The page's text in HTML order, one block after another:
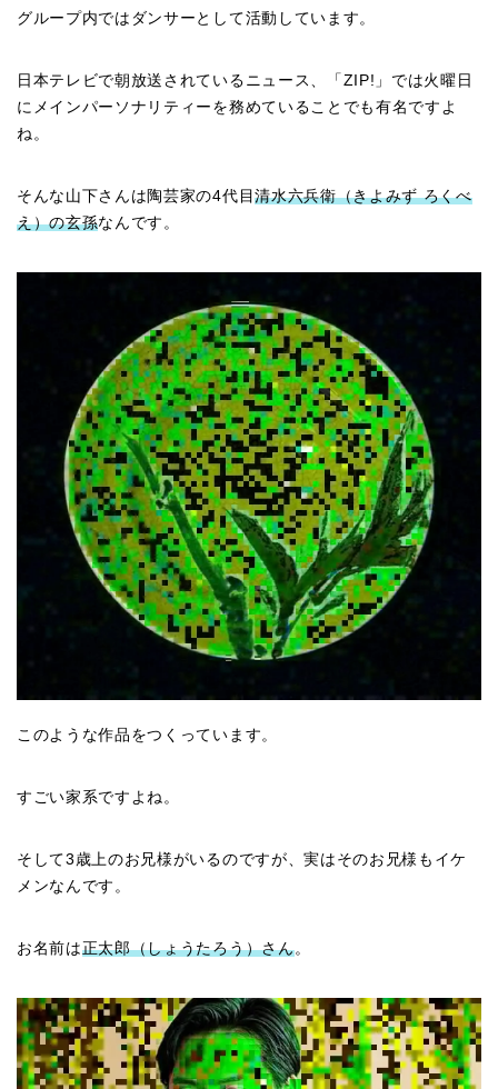
グループ内ではダンサーとして活動しています。
日本テレビで朝放送されているニュース、「ZIP!」では火曜日
にメインパーソナリティーを務めていることでも有名ですよ
ね。
そんな山下さんは陶芸家の4代目清水六兵衛（きよみず ろくべ
え）の玄孫なんです。
このような作品をつくっています。
すごい家系ですよね。
そして3歳上のお兄様がいるのですが、実はそのお兄様もイケ
メンなんです。
お名前は正太郎（しょうたろう）さん。